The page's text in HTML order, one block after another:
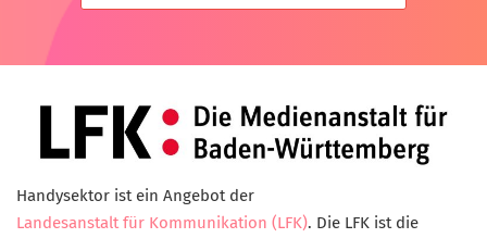
Handysektor ist ein Angebot der
Landesanstalt für Kommunikation (LFK). Die LFK ist die